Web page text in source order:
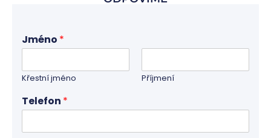
Jméno *
Křestní jméno Příjmení
Telefon *